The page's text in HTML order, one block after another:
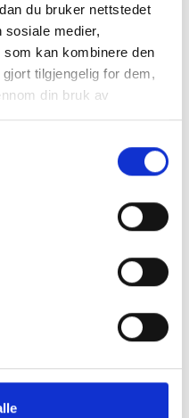
du bruker nettstedet
sosiale medier,
kan kombinere den
tilgjengelig for dem,
din bruk av